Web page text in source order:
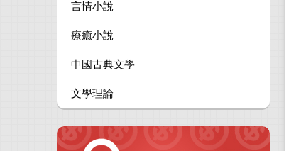
言情小說
療癒小說
中國古典文學
文學理論